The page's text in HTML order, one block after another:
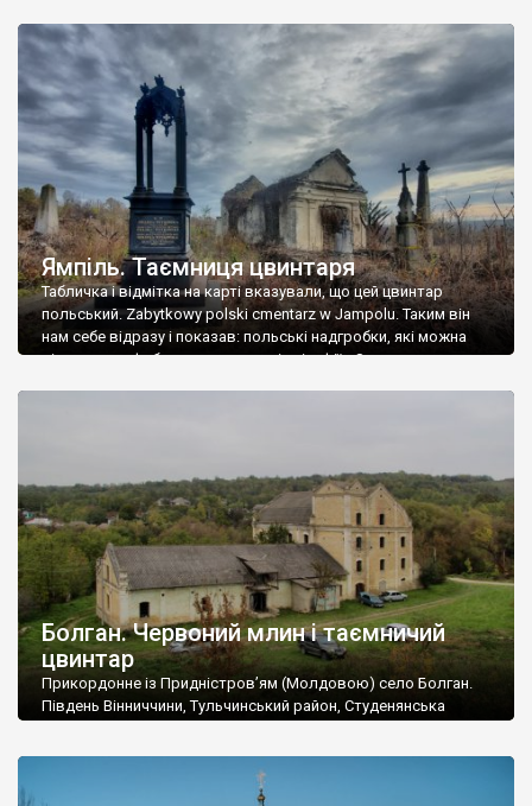
Ямпіль. Таємниця цвинтаря
Табличка і відмітка на карті вказували, що цей цвинтар
польський. Zabytkowy polski cmentarz w Jampolu. Таким він
нам себе відразу і показав: польські надгробки, які можна
віднести до фабричних, польські епітафії… Загалом цвинтар
Болган. Червоний млин і таємничий
цвинтар
Прикордонне із Придністров’ям (Молдовою) село Болган.
Південь Вінниччини, Тульчинський район, Студенянська
старовинний цвинтар із кам’яними хрестами. Всі епітафії, які
збереглися, написані кирилицею, церковнослов’янською